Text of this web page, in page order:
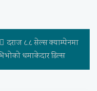
दराज ८.८ सेल्स क्याम्पेनमा
धमाकेदार डिल्स